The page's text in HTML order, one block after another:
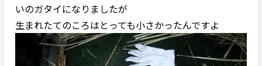
いのガタイになりましたが
生まれたてのころはとっても小さかったんですよ